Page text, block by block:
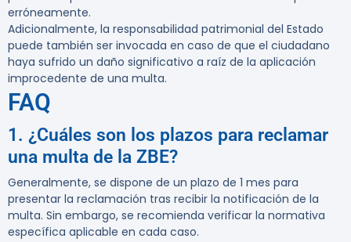
erróneamente.
Adicionalmente, la responsabilidad patrimonial del Estado
puede también ser invocada en caso de que el ciudadano
haya sufrido un daño significativo a raíz de la aplicación
improcedente de una multa.
FAQ
1. ¿Cuáles son los plazos para reclamar
una multa de la ZBE?
Generalmente, se dispone de un plazo de 1 mes para
presentar la reclamación tras recibir la notificación de la
multa. Sin embargo, se recomienda verificar la normativa
específica aplicable en cada caso.